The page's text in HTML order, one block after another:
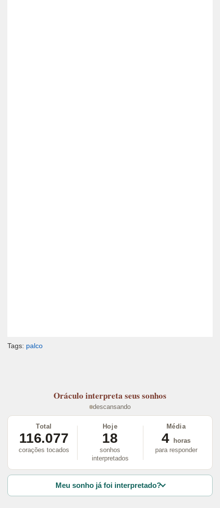
Tags: palco
Oráculo interpreta seus sonhos
descansando
Total
116.077
corações tocados
Hoje
18
sonhos
interpretados
Média
4
horas
para responder
Meu sonho já foi interpretado?